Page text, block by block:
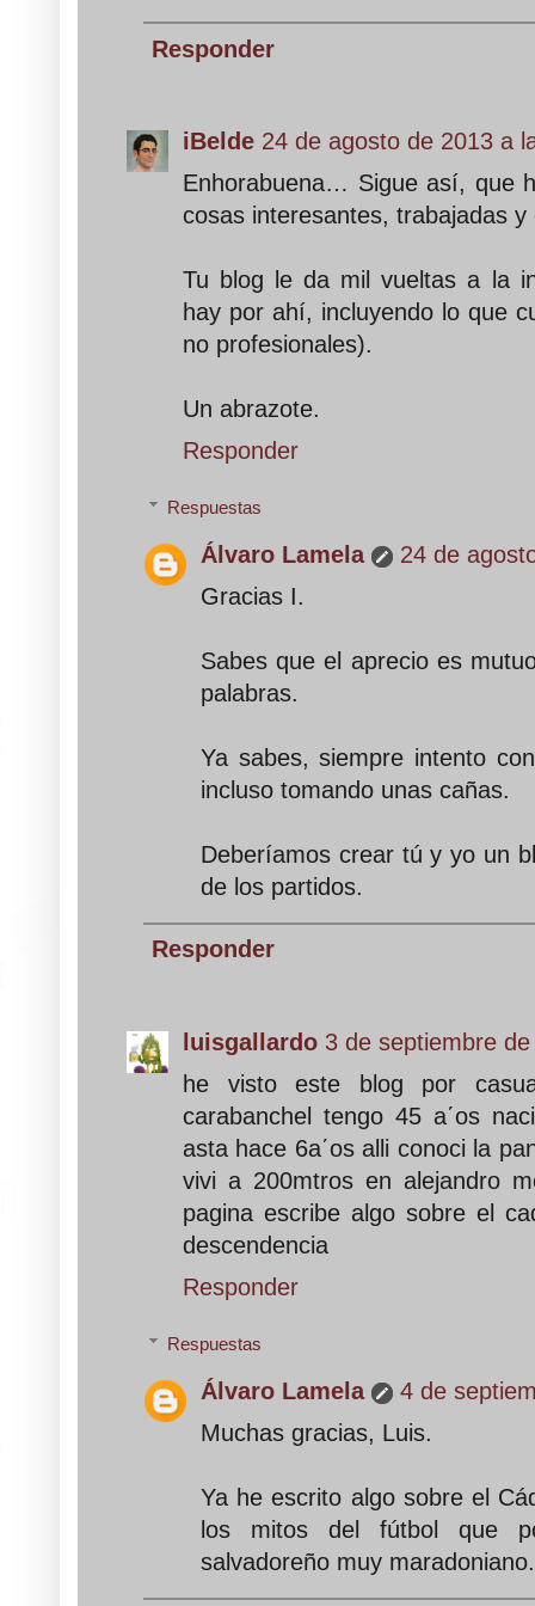
Responder
iBelde 24 de agosto de 2013 a
Enhorabuena… Sigue así, que
cosas interesantes, trabajadas y
Tu blog le da mil vueltas a la
hay por ahí, incluyendo lo que
no profesionales).
Un abrazote.
Responder
Respuestas
Álvaro Lamela
24 de
Gracias I.
Sabes que el aprecio es
palabras.
Ya sabes, siempre intento
incluso tomando unas cañas.
Deberíamos crear tú y yo un
de los partidos.
Responder
luisgallardo 3 de septiembre
he visto este blog por
carabanchel tengo 45 a΄os
asta hace 6a΄os alli conoci la
vivi a 200mtros en alejandro
pagina escribe algo sobre el
descendencia
Responder
Respuestas
Álvaro Lamela
4 de
Muchas gracias, Luis.
Ya he escrito algo sobre el
los mitos del fútbol que
salvadoreño muy maradoniano.